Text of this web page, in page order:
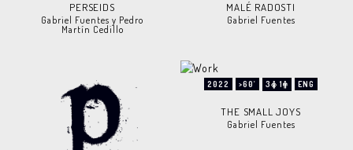
PERSEIDS
Gabriel Fuentes y Pedro
Martín Cedillo
MALÉ RADOSTI
Gabriel Fuentes
2022 >60' 3 1 ENG
THE SMALL JOYS
Gabriel Fuentes